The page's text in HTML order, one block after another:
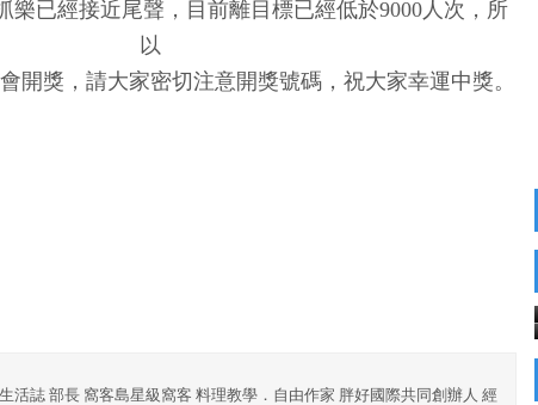
樂已經接近尾聲，目前離目標已經低於9000人次，所
以
開獎，請大家密切注意開獎號碼，祝大家幸運中獎。
活誌 部長 窩客島星級窩客 料理教學．自由作家 胖好國際共同創辦人 經